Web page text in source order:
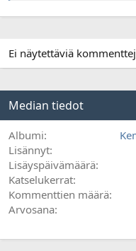
Ei näytettäviä
Median tiedot
Albumi
Lisännyt
Lisäyspäivämäärä
Katselukerrat
Kommenttien määrä
Arvosana